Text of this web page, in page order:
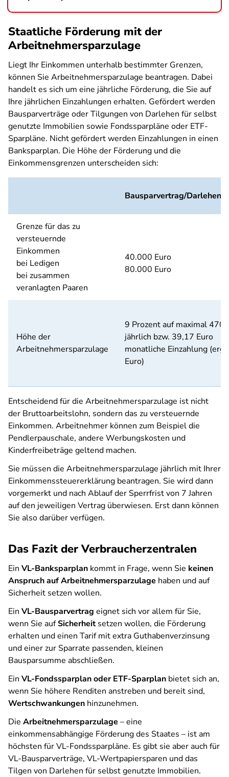
Staatliche Förderung mit der
Arbeitnehmersparzulage
Liegt Ihr Einkommen unterhalb bestimmter Grenzen,
können Sie Arbeitnehmersparzulage beantragen. Dabei
handelt es sich um eine jährliche Förderung, die Sie auf
Ihre jährlichen Einzahlungen erhalten. Gefördert werden
Bausparverträge oder Tilgungen von Darlehen für selbst
genutzte Immobilien sowie Fondssparpläne oder ETF-
Sparpläne. Nicht gefördert werden Einzahlungen in einen
Banksparplan. Die Höhe der Förderung und die
Einkommensgrenzen unterscheiden sich:
Bausparvertrag/
Grenze für das zu
versteuernde
Einkommen
bei Ledigen
bei zusammen
veranlagten Paaren
40.000 Euro
80.000 Euro
Höhe der
Arbeitnehmersparzulage
9 Prozent auf maximal 470
jährlich bzw. 39,17 Euro
monatliche Einzahlung
Euro)
Entscheidend für die Arbeitnehmersparzulage ist nicht
der Bruttoarbeitslohn, sondern das zu versteuernde
Einkommen. Arbeitnehmer können zum Beispiel die
Pendlerpauschale, andere Werbungskosten und
Kinderfreibeträge geltend machen.
Sie müssen die Arbeitnehmersparzulage jährlich mit Ihrer
Einkommenssteuererklärung beantragen. Sie wird dann
vorgemerkt und nach Ablauf der Sperrfrist von 7 Jahren
auf den jeweiligen Vertrag überwiesen. Erst dann können
Sie also darüber verfügen.
Das Fazit der Verbraucherzentralen
Ein VL-Banksparplan kommt in Frage, wenn Sie keinen
Anspruch auf Arbeitnehmersparzulage haben und auf
Sicherheit setzen wollen.
Ein VL-Bausparvertrag eignet sich vor allem für Sie,
wenn Sie aufSicherheitsetzen wollen, die Förderung
erhalten und einen Tarif mit extra Guthabenverzinsung
und einer zur Sparrate passenden, kleinen
Bausparsumme abschließen.
Ein VL-Fondssparplanoder ETF-Sparplan bietet sich an,
wenn Sie höhere Renditen anstreben und bereit sind,
Wertschwankungen hinzunehmen.
Die Arbeitnehmersparzulage – eine
einkommensabhängige Förderung des Staates – ist am
höchsten für VL-Fondssparpläne. Es gibt sie aber auch für
VL-Bausparverträge, VL-Wertpapiersparen und das
Tilgen von Darlehen für selbst genutzte Immobilien.